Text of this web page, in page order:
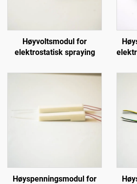
Høyvoltsmodul for
elektrostatisk spraying
Høyspenningsmodul for